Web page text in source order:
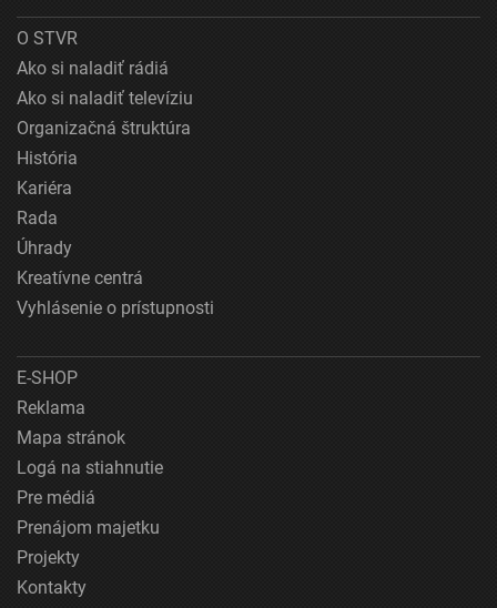
O STVR
Ako si naladiť rádiá
Ako si naladiť televíziu
Organizačná štruktúra
História
Kariéra
Rada
Úhrady
Kreatívne centrá
Vyhlásenie o prístupnosti
E-SHOP
Reklama
Mapa stránok
Logá na stiahnutie
Pre médiá
Prenájom majetku
Projekty
Kontakty